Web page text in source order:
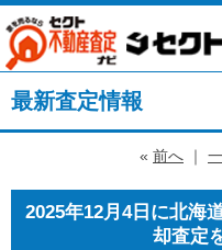
最新査定情報
« 前へ ｜
2025年12月4日に北海
却査定